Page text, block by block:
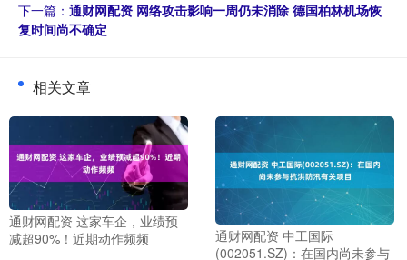
下一篇： 通财网配资 网络攻击影响一周仍未消除 德国柏林机场恢
复时间尚不确定
相关文章
通财网配资 这家车企，业绩预
减超90%！近期动作频频
通财网配资 中工国际
(002051.SZ)：在国内尚未参与